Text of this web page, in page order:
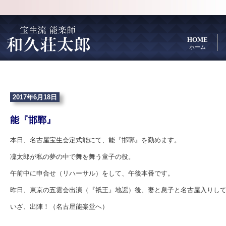
HOME
ホーム
2017年6月18日
能『邯鄲』
本日、名古屋宝生会定式能にて、能『邯鄲』を勤めます。
凜太郎が私の夢の中で舞を舞う童子の役。
午前中に申合せ（リハーサル）をして、午後本番です。
昨日、東京の五雲会出演（『祇王』地謡）後、妻と息子と名古屋入りし
いざ、出陣！（名古屋能楽堂へ）